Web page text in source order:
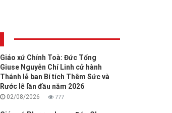
Giáo xứ Chính Toà: Đức Tổng
Giuse Nguyễn Chí Linh cử hành
Thánh lễ ban Bí tích Thêm Sức và
Rước lễ lần đầu năm 2026
02/08/2026 777